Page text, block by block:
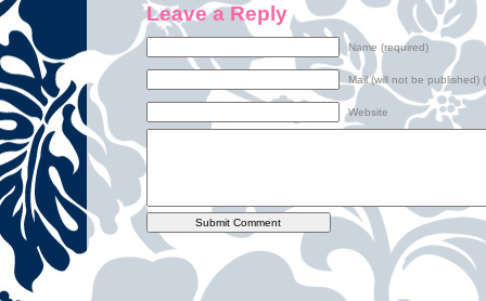
Leave a Reply
Name (required)
Mail (will not be published)
Website